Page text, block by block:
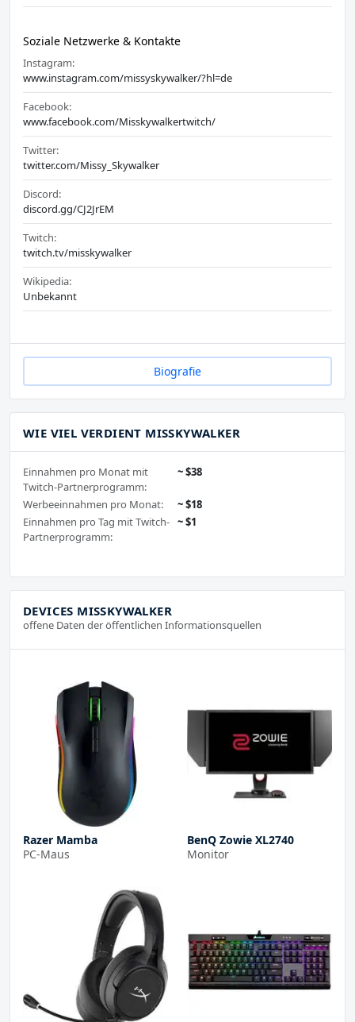
Soziale Netzwerke & Kontakte
Instagram:
www.instagram.com/missyskywalker/?hl=de
Facebook:
www.facebook.com/Misskywalkertwitch/
Twitter:
twitter.com/Missy_Skywalker
Discord:
discord.gg/CJ2JrEM
Twitch:
twitch.tv/misskywalker
Wikipedia:
Unbekannt
Biografie
WIE VIEL VERDIENT MISSKYWALKER
Einnahmen pro Monat mit
Twitch-Partnerprogramm:
~ $38
Werbeeinnahmen pro Monat:
~ $18
Einnahmen pro Tag mit Twitch-
Partnerprogramm:
~ $1
DEVICES MISSKYWALKER
offene Daten der öffentlichen Informationsquellen
Razer Mamba
PC-Maus
BenQ Zowie XL2740
Monitor